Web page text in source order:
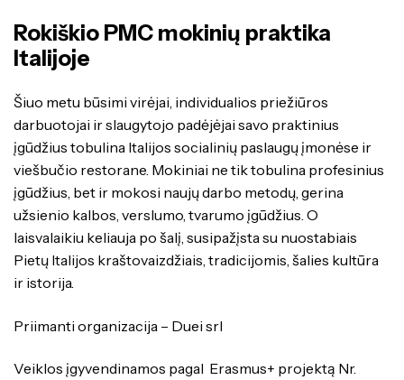
Rokiškio PMC mokinių praktika
Italijoje
Šiuo metu būsimi virėjai, individualios priežiūros
darbuotojai ir slaugytojo padėjėjai savo praktinius
įgūdžius tobulina Italijos socialinių paslaugų įmonėse ir
viešbučio restorane. Mokiniai ne tik tobulina profesinius
įgūdžius, bet ir mokosi naujų darbo metodų, gerina
užsienio kalbos, verslumo, tvarumo įgūdžius. O
laisvalaikiu keliauja po šalį, susipažįsta su nuostabiais
Pietų Italijos kraštovaizdžiais, tradicijomis, šalies kultūra
ir istorija.
Priimanti organizacija – Duei srl
Veiklos įgyvendinamos pagal Erasmus+ projektą Nr.